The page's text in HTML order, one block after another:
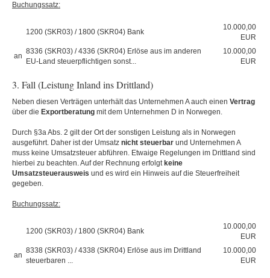
Buchungssatz:
1200 (SKR03) / 1800 (SKR04) Bank
10.000,00
EUR
an
8336 (SKR03) / 4336 (SKR04) Erlöse aus im anderen
EU-Land steuerpflichtigen sonst...
10.000,00
EUR
3. Fall (Leistung Inland ins Drittland)
Neben diesen Verträgen unterhält das Unternehmen A auch einen Vertrag
über die Exportberatung mit dem Unternehmen D in Norwegen.
Durch §3a Abs. 2 gilt der Ort der sonstigen Leistung als in Norwegen
ausgeführt. Daher ist der Umsatz nicht steuerbar und Unternehmen A
muss keine Umsatzsteuer abführen. Etwaige Regelungen im Drittland sind
hierbei zu beachten. Auf der Rechnung erfolgt keine
Umsatzsteuerausweis und es wird ein Hinweis auf die Steuerfreiheit
gegeben.
Buchungssatz:
1200 (SKR03) / 1800 (SKR04) Bank
10.000,00
EUR
an
8338 (SKR03) / 4338 (SKR04) Erlöse aus im Drittland
steuerbaren ...
10.000,00
EUR